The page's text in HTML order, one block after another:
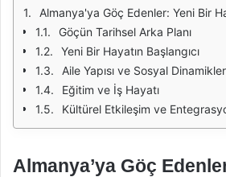
Almanya'ya Göç Edenler: Yeni Bir
Göçün Tarihsel Arka Planı
Yeni Bir Hayatın Başlangıcı
Aile Yapısı ve Sosyal Dinamikler
Eğitim ve İş Hayatı
Kültürel Etkileşim ve
Almanya’ya Göç